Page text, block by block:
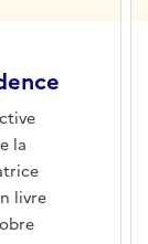
la
livre